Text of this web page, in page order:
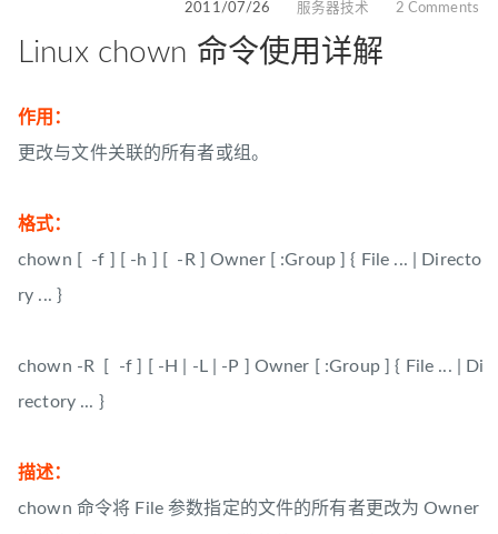
2011/07/26 服务器技术 2 Comments
Linux chown 命令使用详解
作用：
更改与文件关联的所有者或组。
格式：
chown [ -f ] [ -h ] [ -R ] Owner [ :Group ] { File ... | Directo
ry ... }
chown -R [ -f ] [ -H | -L | -P ] Owner [ :Group ] { File ... | Di
rectory ... }
描述：
chown 命令将 File 参数指定的文件的所有者更改为 Owner